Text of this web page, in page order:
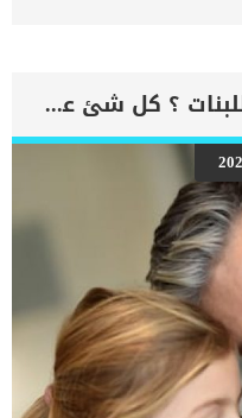
تعرف معلوماتان هامتان عن
المغامرة وكثيرا ما تعرض
بالألم والانزعاج فهى بارعة
الصحية بسبب التأخر فى
إجراءات عملية اغلاق الأمعاء
السير على الخطة الموضوعة
بداية الامر بتهدئة القطة من
الى عمليات نقل دم للقطة
كثيرة جدا لتعينها على
هل القطط تسبب العقم للبنات ؟ كل شئ عن داء القطط للمرأة الحامل